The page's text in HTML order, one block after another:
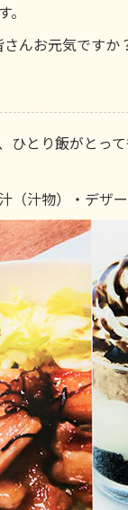
んお元気ですか
ひとり飯がとっ
汁物）・デザ